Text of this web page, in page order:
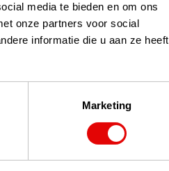
media te bieden en om ons
onze partners voor social
informatie die u aan ze heeft
Marketing